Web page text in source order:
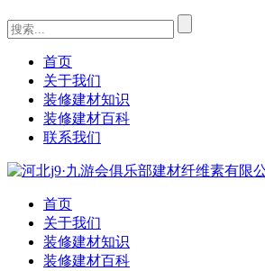
首页
关于我们
装修建材知识
装修建材百科
联系我们
首页
关于我们
装修建材知识
装修建材百科